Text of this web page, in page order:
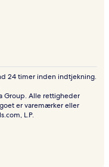
24 timer inden indtjekning.
Group. Alle rettigheder
er varemærker eller
L.P.